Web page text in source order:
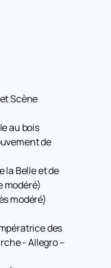
Scène
au bois
de
la Belle et de
modéré)
modéré)
des
- Allegro –